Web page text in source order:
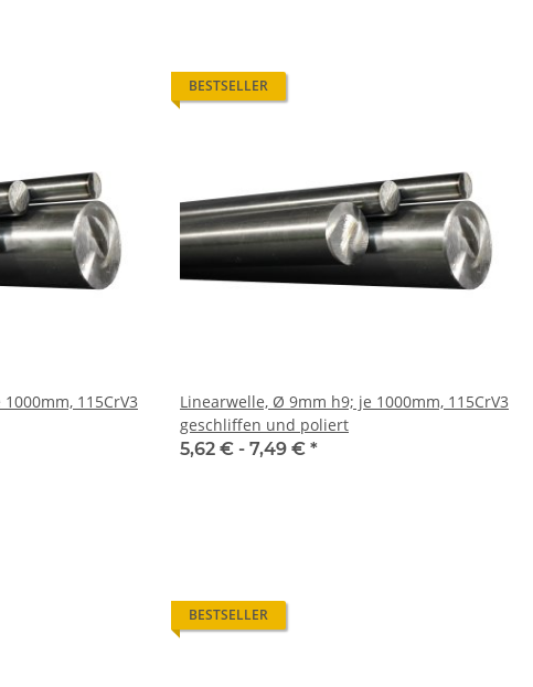
BESTSELLER
Linearwelle, Ø 9mm h9; je 1000mm, 115CrV3
geschliffen und poliert
5,62 € - 7,49 € *
BESTSELLER